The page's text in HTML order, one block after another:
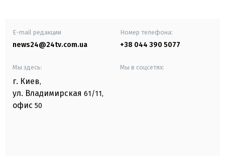
E-mail редакции
news24@24tv.com.ua
Номер телефона:
+38 044 390 5077
Мы здесь:
г. Киев,
ул. Владимирская 61/11,
офис 50
Мы в соцсетях: